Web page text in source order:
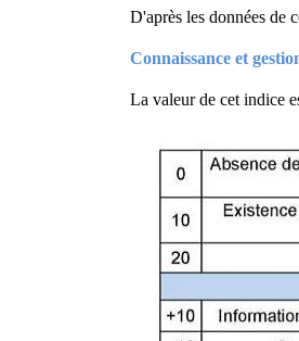
D'après les données de
Connaissance et
La valeur de cet indice